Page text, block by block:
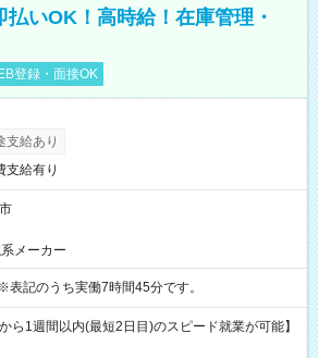
払いOK！高時給！在庫管理・
登録・面接OK
支給あり
支給有り
メーカー
～16:45 ※表記のうち実働7時間45分です。
ら1週間以内(最短2日目)のスピード就業が可能】